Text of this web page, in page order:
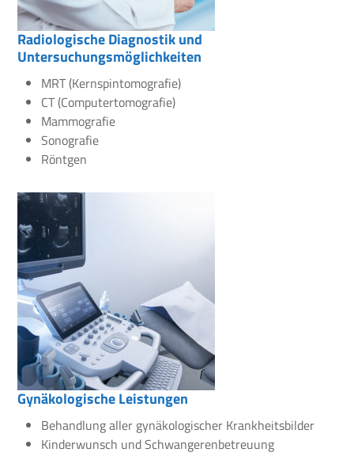
Radiologische Diagnostik und
Untersuchungsmöglichkeiten
MRT (Kernspintomografie)
CT (Computertomografie)
Mammografie
Sonografie
Röntgen
Gynäkologische Leistungen
Behandlung aller gynäkologischer Krankheitsbilder
Kinderwunsch und Schwangerenbetreuung